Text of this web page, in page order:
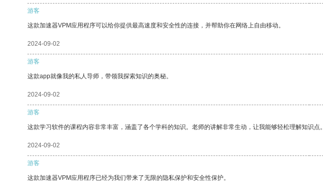
游客
这款加速器VPM应用程序可以给你提供最高速度和安全性的连接，并帮助你在网络上自由移动。
2024-09-02
游客
这款app就像我的私人导师，带领我探索知识的奥秘。
2024-09-02
游客
这款学习软件的课程内容非常丰富，涵盖了各个学科的知识。老师的讲解非常生动，让我能够轻松理解知识点。
2024-09-02
游客
这款加速器VPM应用程序已经为我们带来了无限的隐私保护和安全性保护。